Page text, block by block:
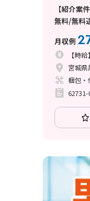
【紹介案
無料/無料
月収例
【時
宮城県
梱包・
62731-